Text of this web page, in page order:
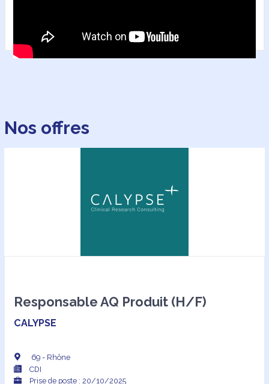
Nos offres
Responsable AQ Produit (H/F)
CALYPSE
69 - Rhône
CDI
Prise de poste : 20/10/2025